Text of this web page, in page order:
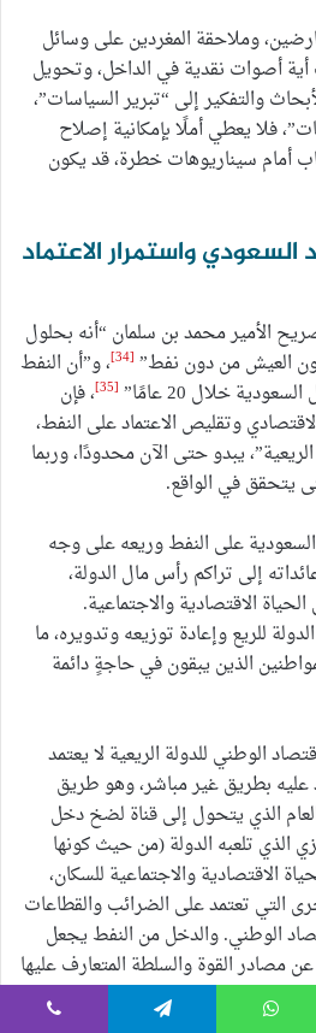
وملاحقة المغردين على وسائل
أية أصوات نقدية في الداخل، وتحويل
والتفكير إلى “تبرير السياسات”،
فلا يعطي أملًا بإمكانية إصلاح
أمام سيناريوهات خطرة، قد يكون
السعودي واستمرار الاعتماد
2030″، وتصريح الأمير محمد بن سلمان “أنه بحلول
[34]
، و”أن النفط
خلال 20 عامًا”
[35]
، فإن
وتقليص الاعتماد على النفط،
يبدو حتى الآن محدودًا، وربما
يتحقق في الواقع.
على النفط وريعه على وجه
إلى تراكم رأس مال الدولة،
الاقتصادية والاجتماعية.
للريع وإعادة توزيعه وتدويره، ما
الذين يبقون في حاجةٍ دائمة
الوطني للدولة الريعية لا يعتمد
عليه بطريق غير مباشر، وهو طريق
الذي يتحول إلى قناة لضخ دخل
الذي تلعبه الدولة (من حيث كونها
الاقتصادية والاجتماعية للسكان،
التي تعتمد على الضرائب والقطاعات
الوطني. والدخل من النفط يجعل
عن مصادر القوة والسلطة المتعارف عليها
تتمتع بمرونة في العمل وحرية في